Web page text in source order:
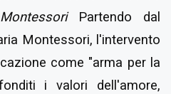
Partendo dal
Montessori, l'intervento
come "arma per la
i valori dell'amore,